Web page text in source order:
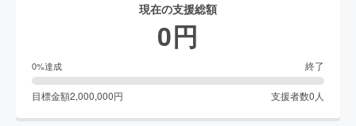
現在の支援総額
0円
0%達成 終了
目標金額2,000,000円 支援者数0人